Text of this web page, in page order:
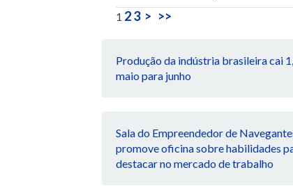
1 23 > >>
Produção da indústria brasileira cai
maio para junho
Sala do Empreendedor de
promove oficina sobre habilidades
destacar no mercado de trabalho